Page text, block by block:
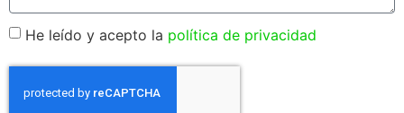
He leído y acepto la política de privacidad